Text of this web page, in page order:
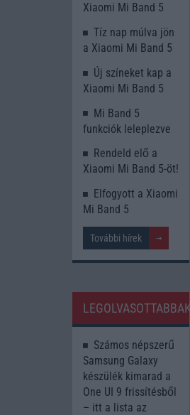
Xiaomi Mi Band 5
Tíz nap múlva jön
a Xiaomi Mi Band 5
Új színeket kap a
Xiaomi Mi Band 5
Mi Band 5
funkciók leleplezve
Rendeld elő a
Xiaomi Mi Band 5-öt!
Elfogyott a Xiaomi
Mi Band 5
További hírek
LEGOLVASOTTABBAK
Számos népszerű
Samsung Galaxy
készülék kimarad a
One UI 9 frissítésből
– itt a lista az